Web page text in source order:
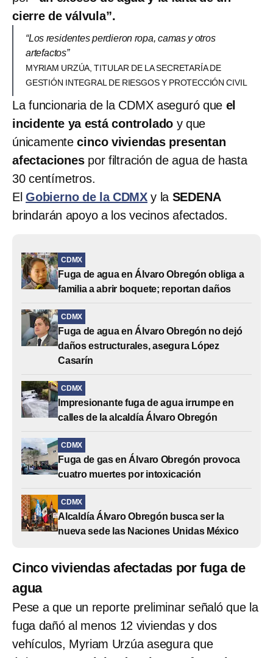
cierre de válvula”.
“Los residentes perdieron ropa, camas y otros
artefactos”
MYRIAM URZÚA, TITULAR DE LA SECRETARÍA DE
GESTIÓN INTEGRAL DE RIESGOS Y PROTECCIÓN CIVIL
La funcionaria de la CDMX aseguró que el
incidente ya está controlado y que
únicamentecinco viviendas presentan
afectacionespor filtración de agua de hasta
30 centímetros.
El Gobierno de la CDMX y la SEDENA
brindarán apoyo a los vecinos afectados.
CDMX
Fuga de agua en Álvaro Obregón obliga a
familia a abrir boquete; reportan daños
CDMX
Fuga de agua en Álvaro Obregón no dejó
daños estructurales, asegura López
Casarín
CDMX
Impresionante fuga de agua irrumpe en
calles de la alcaldía Álvaro Obregón
CDMX
Fuga de gas en Álvaro Obregón provoca
cuatro muertes por intoxicación
CDMX
Alcaldía Álvaro Obregón busca ser la
nueva sede las Naciones Unidas México
Cinco viviendas afectadas por fuga de
agua
Pese a que un reporte preliminar señaló que la
fuga dañó al menos 12 viviendas y dos
vehículos, Myriam Urzúa asegura que